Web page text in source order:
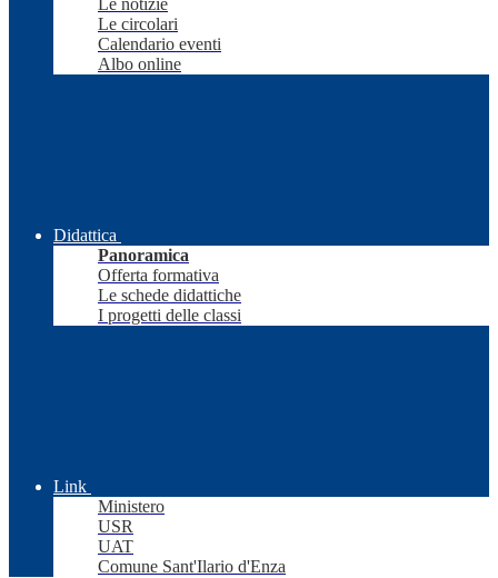
Le notizie
Le circolari
Calendario eventi
Albo online
Didattica
Panoramica
Offerta formativa
Le schede didattiche
I progetti delle classi
Link
Ministero
USR
UAT
Comune Sant'Ilario d'Enza